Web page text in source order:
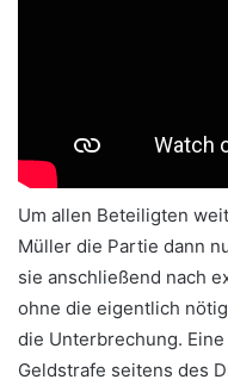
Um allen Beteiligten
Müller die Partie dann
sie anschließend nach
ohne die eigentlich
die Unterbrechung.
Geldstrafe seitens des